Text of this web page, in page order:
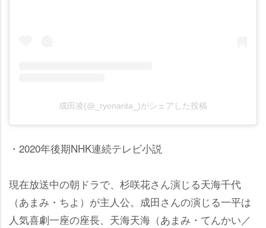
成田凌(@_ryonarita_)がシェアした投稿
・2020年後期NHK連続テレビ小説
現在放送中の朝ドラで、杉咲花さん演じる天海千代
（あまみ・ちよ）が主人公。成田さんの演じる一平は
人気喜劇一座の座長、天海天海（あまみ・てんかい／